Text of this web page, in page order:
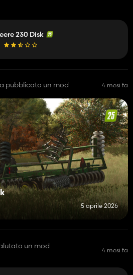
230 Disk
pubblicato un mod 4 mesi fa
5 aprile 2026
un mod 4 mesi fa